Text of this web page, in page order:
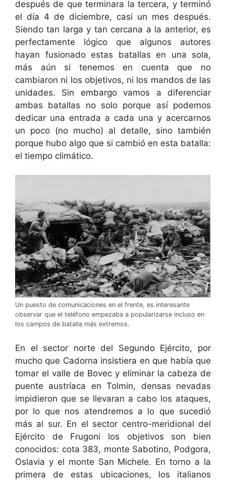
después de que terminara la tercera, y terminó
el día 4 de diciembre, casi un mes después.
Siendo tan larga y tan cercana a la anterior, es
perfectamente lógico que algunos autores
hayan fusionado estas batallas en una sola,
más aún si tenemos en cuenta que no
cambiaron ni los objetivos, ni los mandos de las
unidades. Sin embargo vamos a diferenciar
ambas batallas no solo porque así podemos
dedicar una entrada a cada una y acercarnos
un poco (no mucho) al detalle, sino también
porque hubo algo que si cambió en esta batalla:
el tiempo climático.
Un puesto de comunicaciones en el frente, es interesante
observar que el teléfono empezaba a popularizarse incluso en
los campos de batalla más extremos.
En el sector norte del Segundo Ejército, por
mucho que Cadorna insistiera en que había que
tomar el valle de Bovec y eliminar la cabeza de
puente austríaca en Tolmin, densas nevadas
impidieron que se llevaran a cabo los ataques,
por lo que nos atendremos a lo que sucedió
más al sur. En el sector centro-meridional del
Ejército de Frugoni los objetivos son bien
conocidos: cota 383, monte Sabotino, Podgora,
Oslavia y el monte San Michele. En torno a la
primera de estas ubicaciones, los italianos